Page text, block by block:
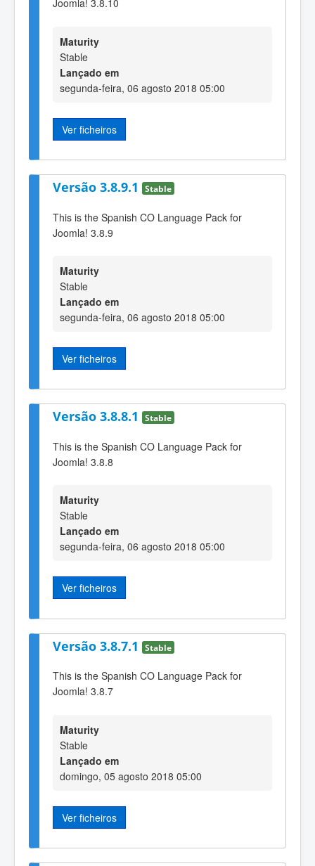
Joomla! 3.8.10
Maturity
Stable
Lançado em
segunda-feira, 06 agosto 2018 05:00
Ver ficheiros
Versão 3.8.9.1 Stable
This is the Spanish CO Language Pack for
Joomla! 3.8.9
Maturity
Stable
Lançado em
segunda-feira, 06 agosto 2018 05:00
Ver ficheiros
Versão 3.8.8.1 Stable
This is the Spanish CO Language Pack for
Joomla! 3.8.8
Maturity
Stable
Lançado em
segunda-feira, 06 agosto 2018 05:00
Ver ficheiros
Versão 3.8.7.1 Stable
This is the Spanish CO Language Pack for
Joomla! 3.8.7
Maturity
Stable
Lançado em
domingo, 05 agosto 2018 05:00
Ver ficheiros